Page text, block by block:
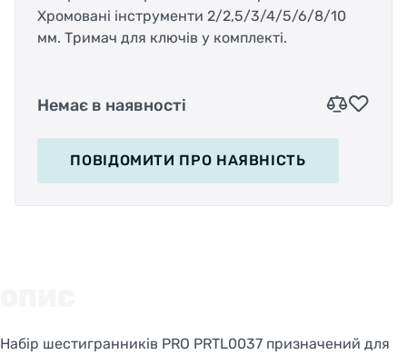
Хромовані інструменти 2/2,5/3/4/5/6/8/10
мм. Тримач для ключів у комплекті.
Немає в наявності
ПОВІДОМИТИ ПРО НАЯВНІСТЬ
Набір шестигранників PRO PRTL0037 призначений для